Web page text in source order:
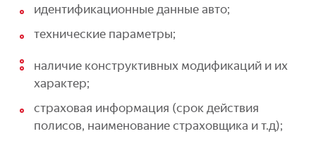
идентификационные данные авто;
технические параметры;
наличие конструктивных модификаций и их
характер;
страховая информация (срок действия
полисов, наименование страховщика и т.д);